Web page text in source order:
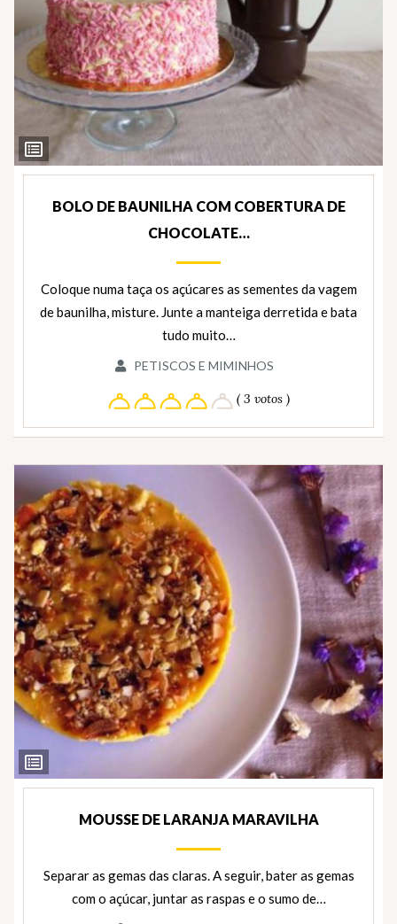
Ver
Ingredientes
BOLO DE BAUNILHA COM COBERTURA DE
CHOCOLATE…
Coloque numa taça os açúcares as sementes da vagem
de baunilha, misture. Junte a manteiga derretida e bata
tudo muito…
PETISCOS E MIMINHOS
( 3 votos )
Ver
Ingredientes
MOUSSE DE LARANJA MARAVILHA
Separar as gemas das claras. A seguir, bater as gemas
com o açúcar, juntar as raspas e o sumo de…